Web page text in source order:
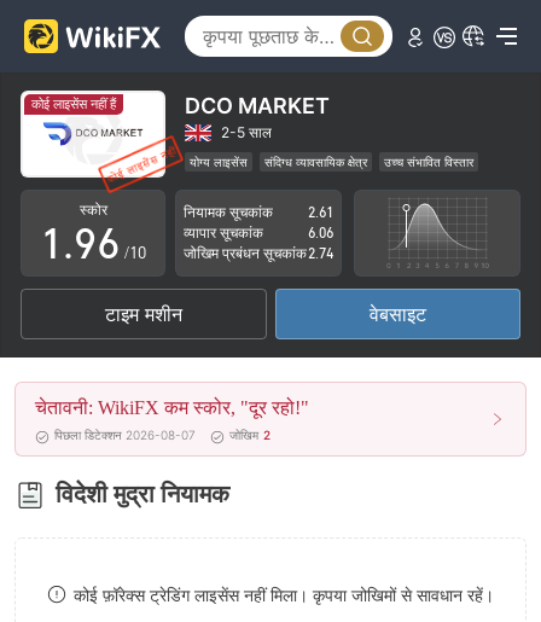
कोई लाइसेंस नहीं हैं DCO MARKET
2-5 साल
योग्य लाइसेंस संदिग्ध व्यावसायिक क्षेत्र उच्च संभावित विस्तार
स्कोर
0
1
2
3
4
5
6
7
8
.
5
6
7
8
9
2
3
4
5
6
7
8
9
/10
नियामक सूचकांक
2.61
व्यापार सूचकांक
6.06
जोखिम प्रबंधन सूचकांक2.74
टाइम मशीन वेबसाइट
चेतावनी: WikiFX कम स्कोर, "दूर रहो!"
पिछला डिटेक्शन 2026-08-07 जोखिम 2
विदेशी मुद्रा नियामक
कोई फ़ॉरेक्स ट्रेडिंग लाइसेंस नहीं मिला। कृपया जोखिमों से सावधान रहें।